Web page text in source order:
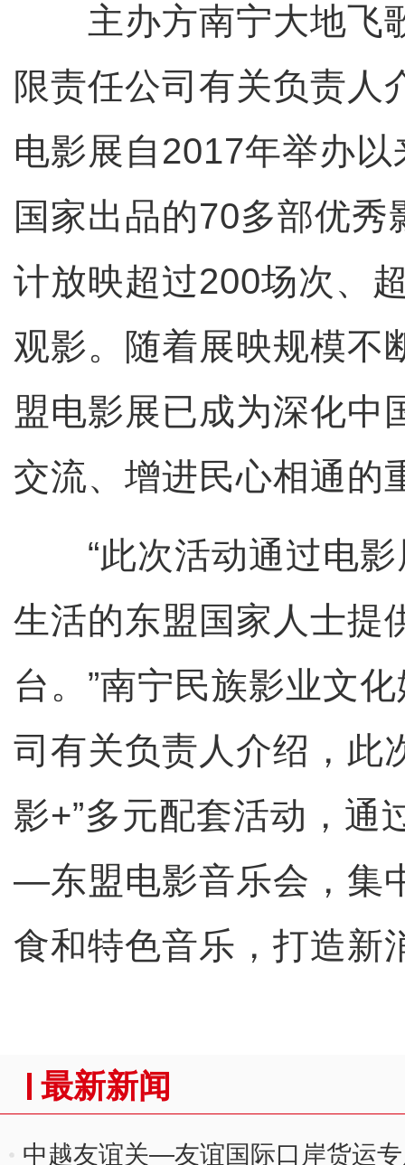
主办方南宁大地飞
限责任公司有关负责
电影展自2017年举办
国家出品的70多部优
计放映超过200场次、
观影。随着展映规模
盟电影展已成为深化中
交流、增进民心相通的
“此次活动通过电影
生活的东盟国家人士提
台。”南宁民族影业文
司有关负责人介绍，此
影+”多元配套活动，通
—东盟电影音乐会，集
食和特色音乐，打造新
最新新闻
中越友谊关—友谊国际口岸货运